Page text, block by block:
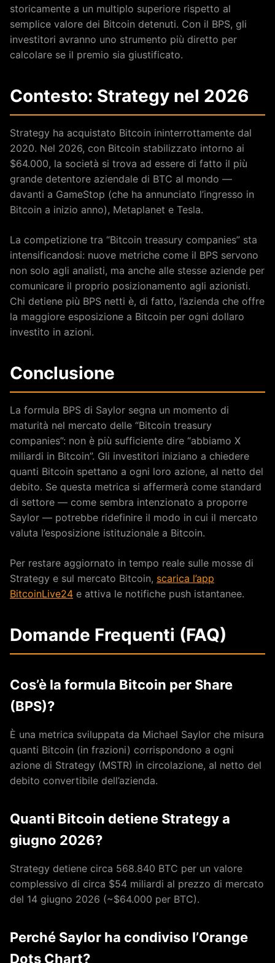
storicamente a un multiplo superiore rispetto al
semplice valore dei Bitcoin detenuti. Con il BPS, gli
investitori avranno uno strumento più diretto per
calcolare se il premio sia giustificato.
Contesto: Strategy nel 2026
Strategy ha acquistato Bitcoin ininterrottamente dal
2020. Nel 2026, con Bitcoin stabilizzato intorno ai
$64.000, la società si trova ad essere di fatto il più
grande detentore aziendale di BTC al mondo —
davanti a GameStop (che ha annunciato l’ingresso in
Bitcoin a inizio anno), Metaplanet e Tesla.
La competizione tra “Bitcoin treasury companies” sta
intensificandosi: nuove metriche come il BPS servono
non solo agli analisti, ma anche alle stesse aziende per
comunicare il proprio posizionamento agli azionisti.
Chi detiene più BPS netti è, di fatto, l’azienda che offre
la maggiore esposizione a Bitcoin per ogni dollaro
investito in azioni.
Conclusione
La formula BPS di Saylor segna un momento di
maturità nel mercato delle “Bitcoin treasury
companies”: non è più sufficiente dire “abbiamo X
miliardi in Bitcoin”. Gli investitori iniziano a chiedere
quanti Bitcoin spettano a ogni loro azione, al netto del
debito. Se questa metrica si affermerà come standard
di settore — come sembra intenzionato a proporre
Saylor — potrebbe ridefinire il modo in cui il mercato
valuta l’esposizione istituzionale a Bitcoin.
Per restare aggiornato in tempo reale sulle mosse di
Strategy e sul mercato Bitcoin, scarica l’app
BitcoinLive24 e attiva le notifiche push istantanee.
Domande Frequenti (FAQ)
Cos’è la formula Bitcoin per Share
(BPS)?
È una metrica sviluppata da Michael Saylor che misura
quanti Bitcoin (in frazioni) corrispondono a ogni
azione di Strategy (MSTR) in circolazione, al netto del
debito convertibile dell’azienda.
Quanti Bitcoin detiene Strategy a
giugno 2026?
Strategy detiene circa 568.840 BTC per un valore
complessivo di circa $54 miliardi al prezzo di mercato
del 14 giugno 2026 (~$64.000 per BTC).
Perché Saylor ha condiviso l’Orange
Dots Chart?